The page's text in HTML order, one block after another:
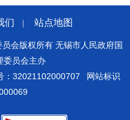
们 站点地图
会版权所有 无锡市人民政府国
委员会主办
：32021102000707
网站标识